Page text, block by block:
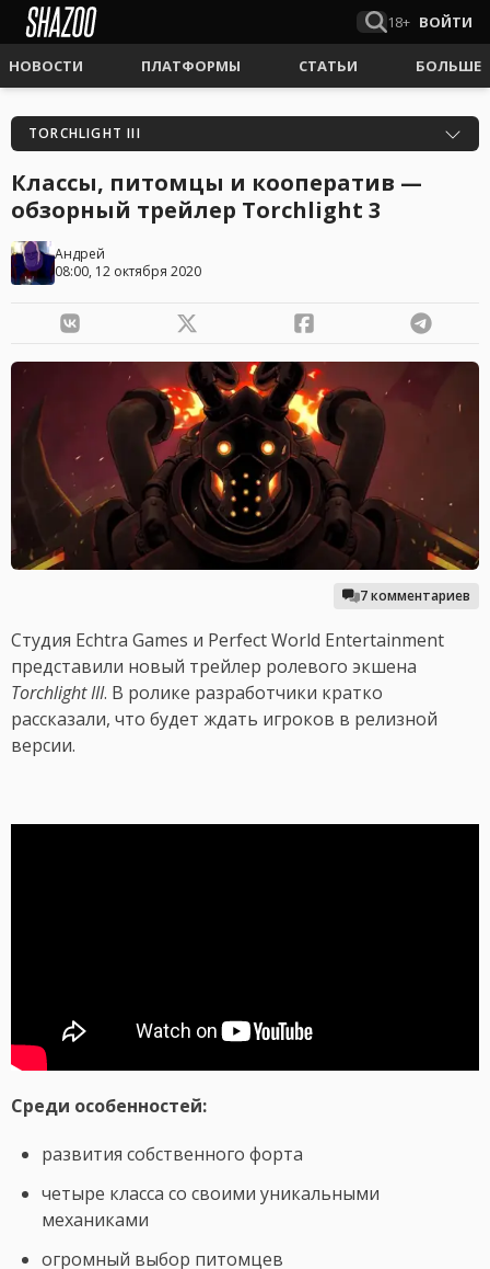
18+ ВОЙТИ
НОВОСТИ ПЛАТФОРМЫ СТАТЬИ БОЛЬШЕ
TORCHLIGHT III
Классы, питомцы и кооператив —
обзорный трейлер Torchlight 3
Андрей
08:00, 12 октября 2020
7 комментариев
Студия Echtra Games и Perfect World Entertainment
представили новый трейлер ролевого экшена
TorchlightIII. В ролике разработчики кратко
рассказали, что будет ждать игроков в релизной
версии.
Среди особенностей:
развития собственного форта
четыре класса со своими уникальными
механиками
огромный выбор питомцев